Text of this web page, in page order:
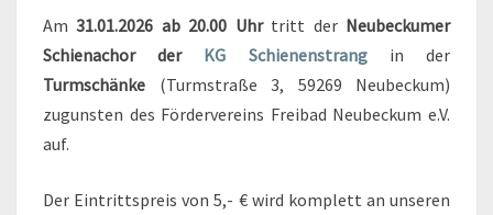
Am 31.01.2026 ab 20.00 Uhrtritt der Neubeckumer
Schienachor der KG Schienenstrangin der
Turmschänke (Turmstraße 3, 59269 Neubeckum)
zugunsten des Fördervereins Freibad Neubeckum e.V.
auf.
Der Eintrittspreis von 5,- € wird komplett an unseren